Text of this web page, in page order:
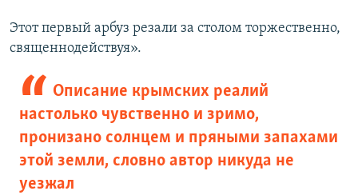
Этот первый арбуз резали за столом торжественно,
священнодействуя».
Описание крымских реалий
настолько чувственно и зримо,
пронизано солнцем и пряными запахами
этой земли, словно автор никуда не
уезжал